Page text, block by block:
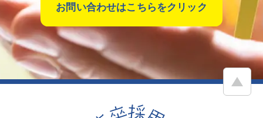
お問い合わせはこちらをクリック